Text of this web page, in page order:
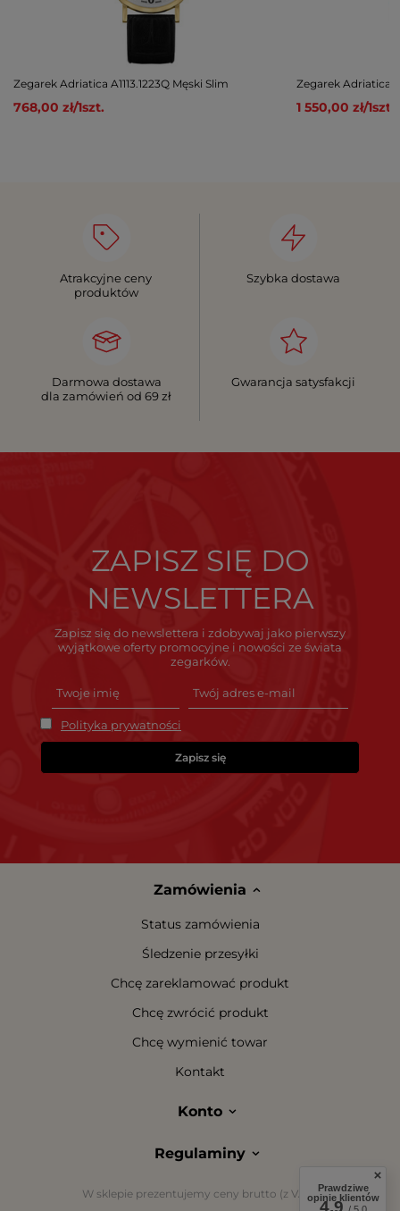
Zegarek Adriatica A1113.1223Q Męski Slim
768,00 zł/1szt.
Zegarek Adriatica
1 550,00 zł/1szt.
Atrakcyjne ceny
produktów
Szybka dostawa
Darmowa dostawa
dla zamówień od 69 zł
Gwarancja satysfakcji
ZAPISZ SIĘ DO
NEWSLETTERA
Zapisz się do newslettera i zdobywaj jako pierwszy
wyjątkowe oferty promocyjne i nowości ze świata
zegarków.
Polityka prywatności
Zapisz się
Zamówienia
Status zamówienia
Śledzenie przesyłki
Chcę zareklamować produkt
Chcę zwrócić produkt
Chcę wymienić towar
Kontakt
Konto
Regulaminy
W sklepie prezentujemy ceny brutto (z VAT).Prawdziwe
opinie klientów
4.9